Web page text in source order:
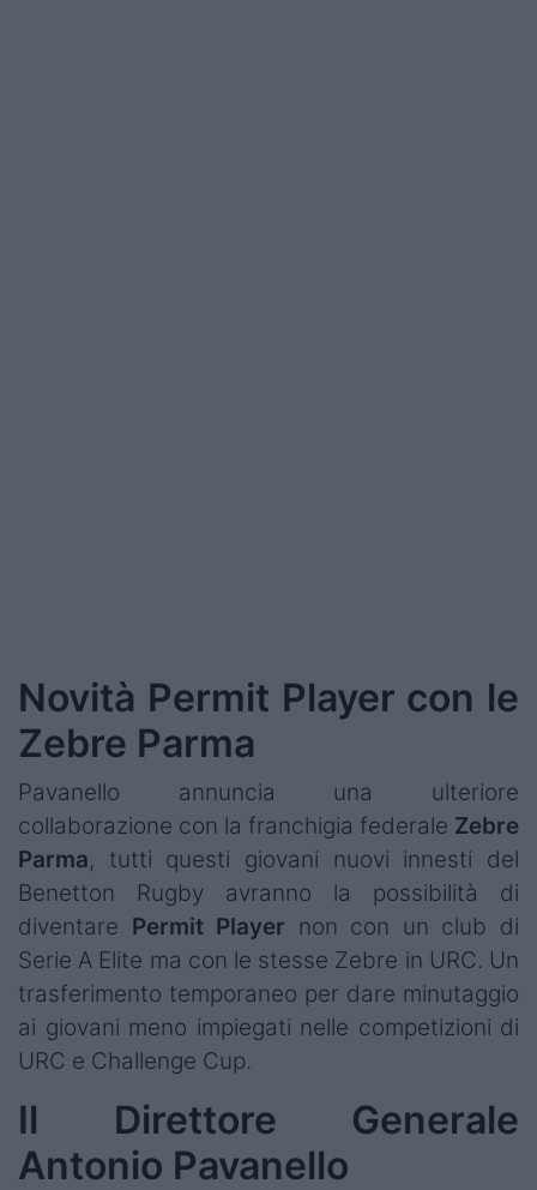
Novità Permit Player con le
Zebre Parma
Pavanello annuncia una ulteriore
collaborazione con la franchigia federale Zebre
Parma, tutti questi giovani nuovi innesti del
Benetton Rugby avranno la possibilità di
diventare Permit Player non con un club di
Serie A Elite ma con le stesse Zebre in URC. Un
trasferimento temporaneo per dare minutaggio
ai giovani meno impiegati nelle competizioni di
URC e Challenge Cup.
Il Direttore Generale
Antonio Pavanello